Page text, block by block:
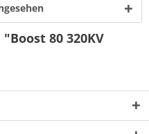
80 320KV